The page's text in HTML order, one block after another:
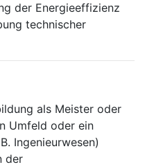
der Energieeffizienz
technischer
als Meister oder
Umfeld oder ein
Ingenieurwesen)
der